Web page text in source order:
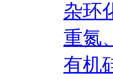
杂环
重氮
有机